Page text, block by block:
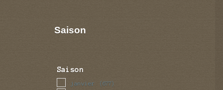
Saison
Saison
janvier (677)